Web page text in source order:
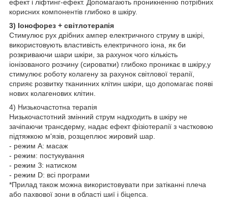
ефект і ліфтинг-ефект. Допомагають проникненню потрібних
корисних компонентів глибоко в шкіру.
3) Іонофорез + світлотерапія
Стимулює рух дрібних ампер електричного струму в шкірі,
використовують властивість електричного іона, як би
розкриваючи шари шкіри, за рахунок чого кількість
іонізованого розчину (сироватки) глибоко проникає в шкіру,у
стимулює роботу колагену за рахунок світлової терапії,
сприяє розвитку тканинних клітин шкіри, що допомагає появі
нових колагенових клітин.
4) Низькочастотна терапія
Низькочастотний змінний струм надходить в шкіру не
зачіпаючи трансдерму, надає ефект фізіотерапії з частковою
підтяжкою м'язів, розщеплює жировий шар.
- режим А: масаж
- режим: постукування
- режим З: натиском
- режим D: всі програми
*Прилад також можна використовувати при затіканні плеча
або пахвової зони в області шиї і біцепса.